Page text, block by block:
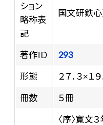
ション
略称表
記
国文研鉄
著作ID
293
形態
２７．３×１
冊数
５冊
〈序〉寛文３